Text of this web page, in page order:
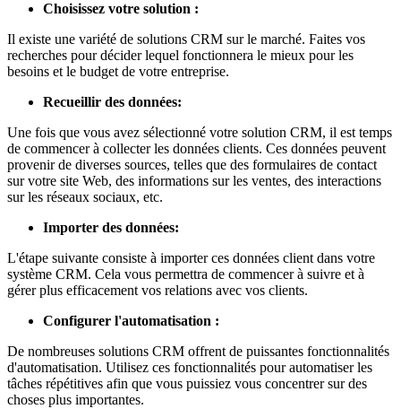
Choisissez votre solution :
Il existe une variété de solutions CRM sur le marché. Faites vos
recherches pour décider lequel fonctionnera le mieux pour les
besoins et le budget de votre entreprise.
Recueillir des données:
Une fois que vous avez sélectionné votre solution CRM, il est temps
de commencer à collecter les données clients. Ces données peuvent
provenir de diverses sources, telles que des formulaires de contact
sur votre site Web, des informations sur les ventes, des interactions
sur les réseaux sociaux, etc.
Importer des données:
L'étape suivante consiste à importer ces données client dans votre
système CRM. Cela vous permettra de commencer à suivre et à
gérer plus efficacement vos relations avec vos clients.
Configurer l'automatisation :
De nombreuses solutions CRM offrent de puissantes fonctionnalités
d'automatisation. Utilisez ces fonctionnalités pour automatiser les
tâches répétitives afin que vous puissiez vous concentrer sur des
choses plus importantes.